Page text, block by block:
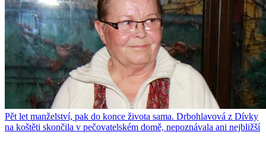
Pět let manželství, pak do konce života sama. Drbohlavová z Dívky
na koštěti skončila v pečovatelském domě, nepoznávala ani nejbližší